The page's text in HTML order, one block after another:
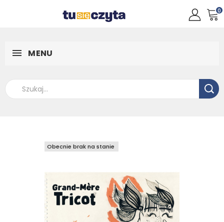
0
MENU
Obecnie brak na stanie
Obecnie brak na stanie